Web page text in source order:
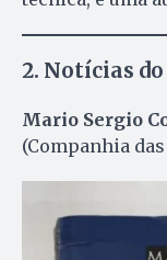
2. Notícias
Mario Sergio
(Companhia